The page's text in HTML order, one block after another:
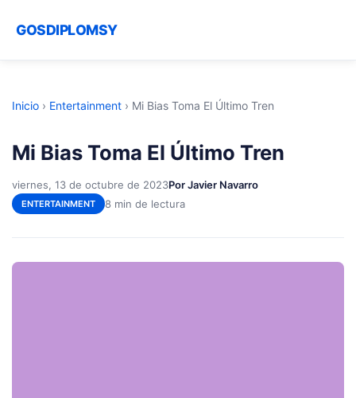
GOSDIPLOMSY
Inicio › Entertainment › Mi Bias Toma El Último Tren
Mi Bias Toma El Último Tren
viernes, 13 de octubre de 2023Por Javier Navarro
ENTERTAINMENT 8 min de lectura